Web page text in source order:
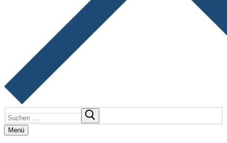
nach:
Menü